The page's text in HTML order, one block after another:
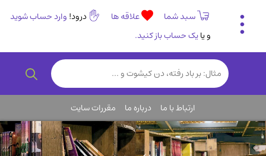
سبد شما علاقه ها درود! وارد حساب شوید
و یایک حساب باز کنید.
تاریخی و فرهنگی
(838)
رمان و داستان ایرانی(307)
روانشناسی(357)
انگلیسی و زبان خارجی(14)
ارتباط با ما درباره ما مقررات سایت